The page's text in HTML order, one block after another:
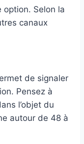
option. Selon la
canaux
de signaler
Pensez à
l’objet du
autour de 48 à